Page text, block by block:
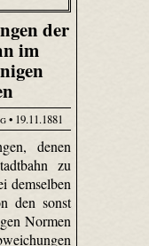
der
im
• 19.11.1881
denen
zu
demselben
den sonst
Normen